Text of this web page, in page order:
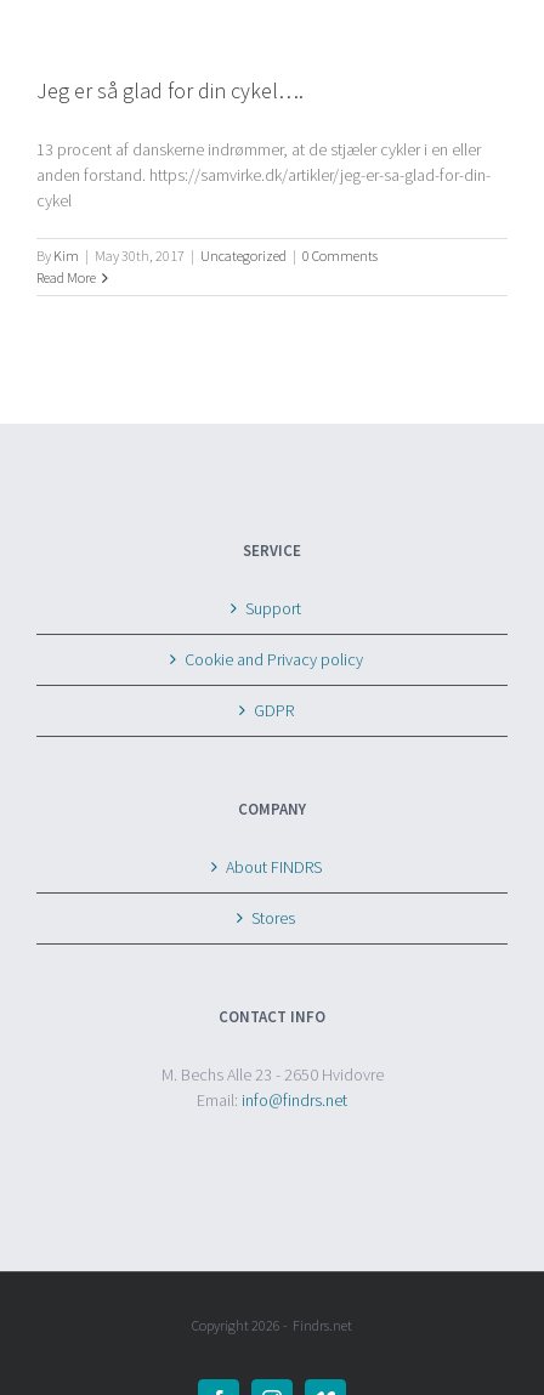
Jeg er så glad for din cykel….
13 procent af danskerne indrømmer, at de stjæler cykler i en eller
anden forstand. https://samvirke.dk/artikler/jeg-er-sa-glad-for-din-
cykel
By Kim | May 30th, 2017 | Uncategorized | 0 Comments
Read More
SERVICE
Support
Cookie and Privacy policy
GDPR
COMPANY
About FINDRS
Stores
CONTACT INFO
M. Bechs Alle 23 - 2650 Hvidovre
Email: info@findrs.net
Copyright 2026 - Findrs.net